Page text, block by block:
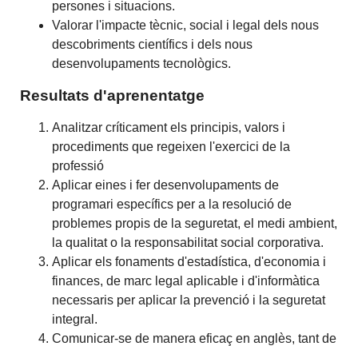
persones i situacions.
Valorar l'impacte tècnic, social i legal dels nous
descobriments científics i dels nous
desenvolupaments tecnològics.
Resultats d'aprenentatge
Analitzar críticament els principis, valors i
procediments que regeixen l'exercici de la
professió
Aplicar eines i fer desenvolupaments de
programari específics per a la resolució de
problemes propis de la seguretat, el medi ambient,
la qualitat o la responsabilitat social corporativa.
Aplicar els fonaments d'estadística, d'economia i
finances, de marc legal aplicable i d'informàtica
necessaris per aplicar la prevenció i la seguretat
integral.
Comunicar-se de manera eficaç en anglès, tant de